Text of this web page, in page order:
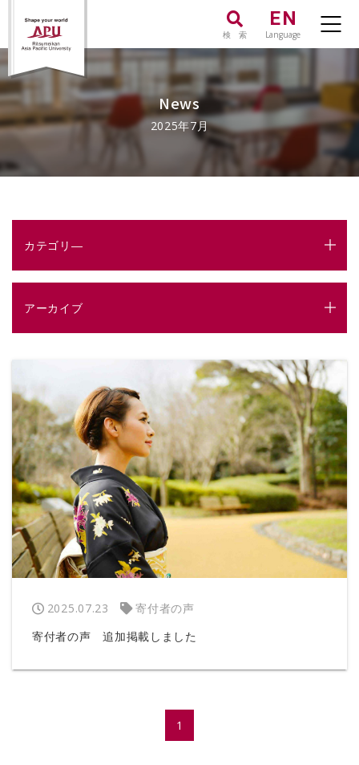
検 索
EN
Language
News
2025年7月
カテゴリ―
アーカイブ
2025.07.23
寄付者の声
寄付者の声 追加掲載しました
1